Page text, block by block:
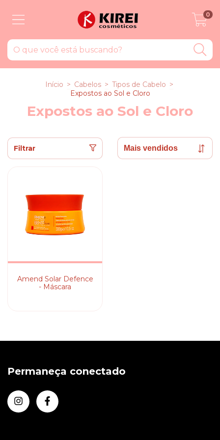
0
Início > Cabelos > Tipos de Cabelo >
Expostos ao Sol e Cloro
Expostos ao Sol e Cloro
Filtrar
Amend Solar Defence
- Máscara
Permaneça conectado